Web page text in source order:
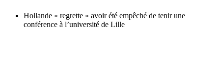
Hollande « regrette » avoir été empêché de tenir une
conférence à l’université de Lille